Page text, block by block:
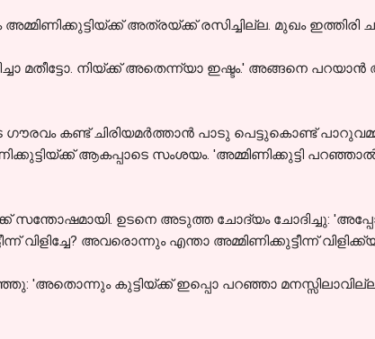
അത്രയ്ക്ക് രസിച്ചില്ല. മുഖം
മതീട്ടോ. നിയ്ക്ക് അതെന്ന്യാ ഇഷ്ടം.' അങ്ങനെ പറയാൻ
കണ്ട് ചിരിയമർത്താൻ പാടു പെട്ടുകൊണ്ട്
ആകപ്പാടെ സംശയം. 'അമ്മിണിക്കുട്ടി
സന്തോഷമായി. ഉടനെ അടുത്ത ചോദ്യം ചോദിച്ചു:
വിളിച്ചേ? അവരൊന്നും എന്താ അമ്മിണിക്കുട്ടീന്ന്
'അതൊന്നും കുട്ടിയ്ക്ക് ഇപ്പൊ പറഞ്ഞാ